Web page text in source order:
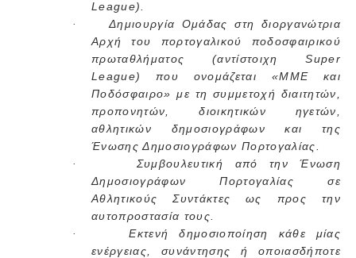
League).
·
Δημιουργία Ομάδας στη διοργανώτρια
Αρχή του πορτογαλικού ποδοσφαιρικού
πρωταθλήματος (αντίστοιχη Super
League) που ονομάζεται «MME και
Ποδόσφαιρο» με τη συμμετοχή διαιτητών,
προπονητών, διοικητικών ηγετών,
αθλητικών δημοσιογράφων και της
Ένωσης Δημοσιογράφων Πορτογαλίας.
·
Συμβουλευτική από την Ένωση
Δημοσιογράφων Πορτογαλίας σε
Αθλητικούς Συντάκτες ως προς την
αυτοπροστασία τους.
·
Εκτενή δημοσιοποίηση κάθε μίας
ενέργειας, συνάντησης ή οποιασδήποτε